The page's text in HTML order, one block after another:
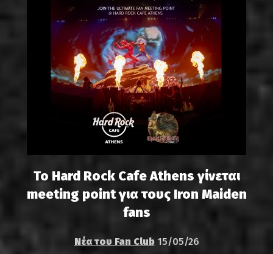
Το Hard Rock Cafe Athens γίνεται
meeting point για τους Iron Maiden
fans
Νέα του Fan Club 15/05/26